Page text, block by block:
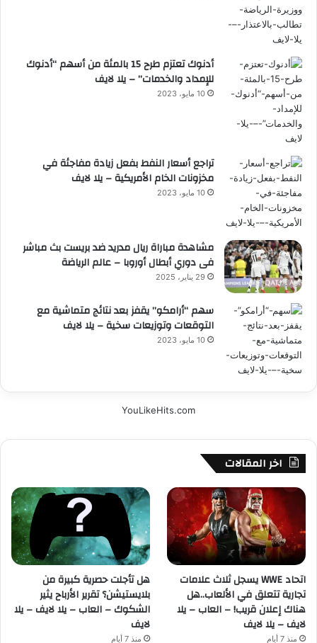
أدنوك تعتزم طرح 15 بالمئة من أسهم “أدنوك
للإمداد والخدمات” – يلا لايف
10 مايو، 2023
تراجع أسعار النفط بفعل زيادة مفاجئة في
مخزونات الخام الأمريكية – يلا لايف
10 مايو، 2023
مشاهدة مباراة ريال مدريد ضد بريست بث مباشر
فى دوري أبطال أوروبا – عالم الرياضة
29 يناير، 2025
سهم “أرامكو” يقفز بعد نتائج متماشية مع
التوقعات وتوزيعات سخية – يلا لايف
10 مايو، 2023
YouLikeHits.com
اخر المقالات
اتحاد WWE يسجل ثلاث علامات
تجارية تتعلق في الألعاب..هل
هناك إعلان قريب! – العاب – يلا
لايف – يلا لايف
منذ 7 أيام
هل تأجلت حصرية كبيرة من
بلايستيشن؟ تقرير الأرباح يثير
الشكوك – العاب – يلا لايف – يلا
لايف
منذ 7 أيام